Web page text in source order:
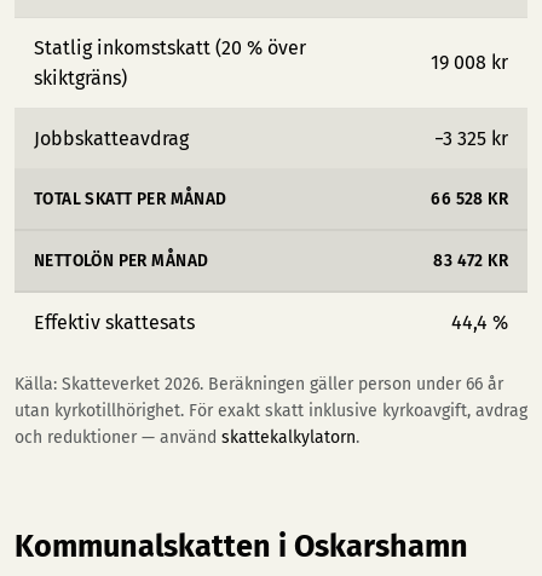
Statlig inkomstskatt (20 % över
skiktgräns)
19 008 kr
Jobbskatteavdrag −3 325 kr
TOTAL SKATT PER MÅNAD 66 528 KR
NETTOLÖN PER MÅNAD 83 472 KR
Effektiv skattesats 44,4 %
Källa: Skatteverket 2026. Beräkningen gäller person under 66 år
utan kyrkotillhörighet. För exakt skatt inklusive kyrkoavgift, avdrag
och reduktioner — använd skattekalkylatorn.
Kommunalskatten i Oskarshamn